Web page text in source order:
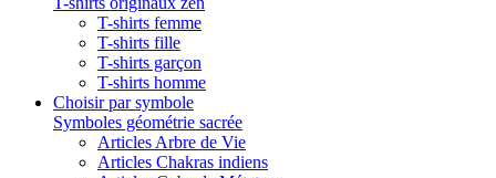
T-shirts femme
T-shirts fille
T-shirts garçon
T-shirts homme
Choisir par symbole
Symboles géométrie sacrée
Articles Arbre de Vie
Articles Chakras indiens